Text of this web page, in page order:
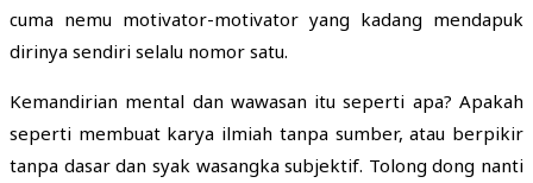
cuma nemu motivator-motivator yang kadang mendapuk
dirinya sendiri selalu nomor satu.
Kemandirian mental dan wawasan itu seperti apa? Apakah
seperti membuat karya ilmiah tanpa sumber, atau berpikir
tanpa dasar dan syak wasangka subjektif. Tolong dong nanti